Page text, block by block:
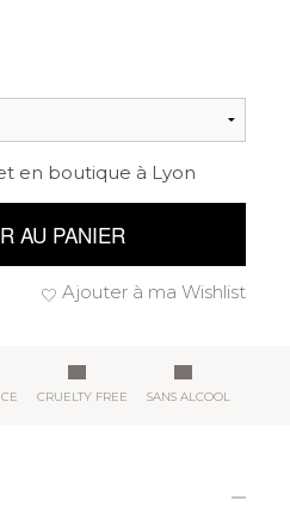
en boutique à Lyon
AU PANIER
Ajouter à ma Wishlist
CRUELTY FREE SANS ALCOOL